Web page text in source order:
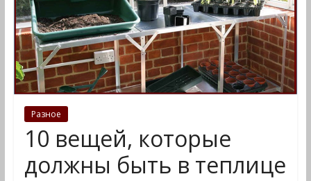
Разное
10 вещей, которые
должны быть в теплице